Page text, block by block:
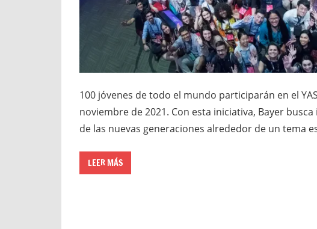
100 jóvenes de todo el mundo participarán en el
noviembre de 2021. Con esta iniciativa, Bayer
de las nuevas generaciones alrededor de un tema
LEER MÁS